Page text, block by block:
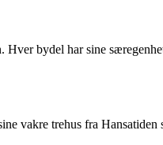
bydel har sine
vakre trehus fra